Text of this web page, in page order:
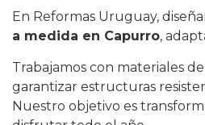
En Reformas Uruguay,
a medida en Capurro,
Trabajamos con materiales
garantizar estructuras
Nuestro objetivo es